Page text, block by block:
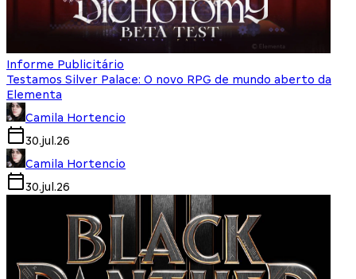
Informe Publicitário
Testamos Silver Palace: O novo RPG de mundo aberto da
Elementa
Camila Hortencio
30.jul.26
Camila Hortencio
30.jul.26